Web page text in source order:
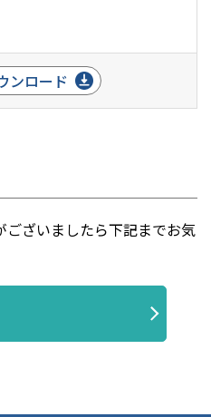
ンロード
ざいましたら下記までお気